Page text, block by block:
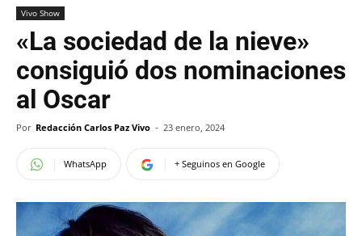
Vivo Show
«La sociedad de la nieve»
consiguió dos nominaciones
al Oscar
Por Redacción Carlos Paz Vivo - 23 enero, 2024
WhatsApp + Seguinos en Google